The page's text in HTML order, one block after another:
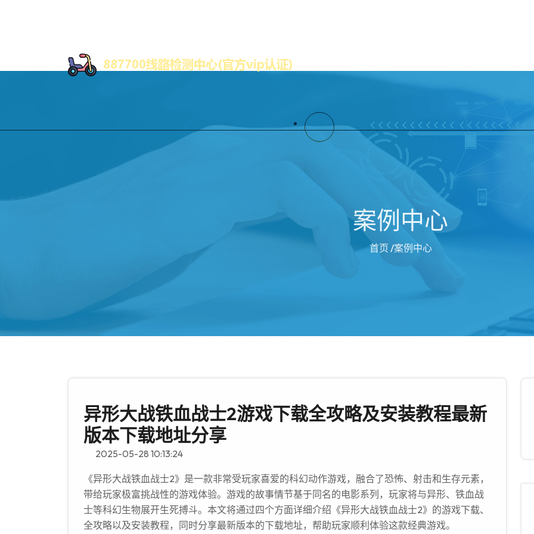
案例中心
首页 /案例中心
异形大战铁血战士2游戏下载全攻略及安装教程最新
版本下载地址分享
2025-05-28 10:13:24
《异形大战铁血战士2》是一款非常受玩家喜爱的科幻动作游戏，融合了恐怖、射击和生存元素，
带给玩家极富挑战性的游戏体验。游戏的故事情节基于同名的电影系列，玩家将与异形、铁血战
士等科幻生物展开生死搏斗。本文将通过四个方面详细介绍《异形大战铁血战士2》的游戏下载、
全攻略以及安装教程，同时分享最新版本的下载地址，帮助玩家顺利体验这款经典游戏。